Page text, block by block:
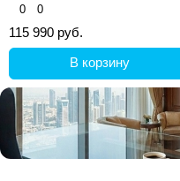
0 0
115 990 руб.
В корзину